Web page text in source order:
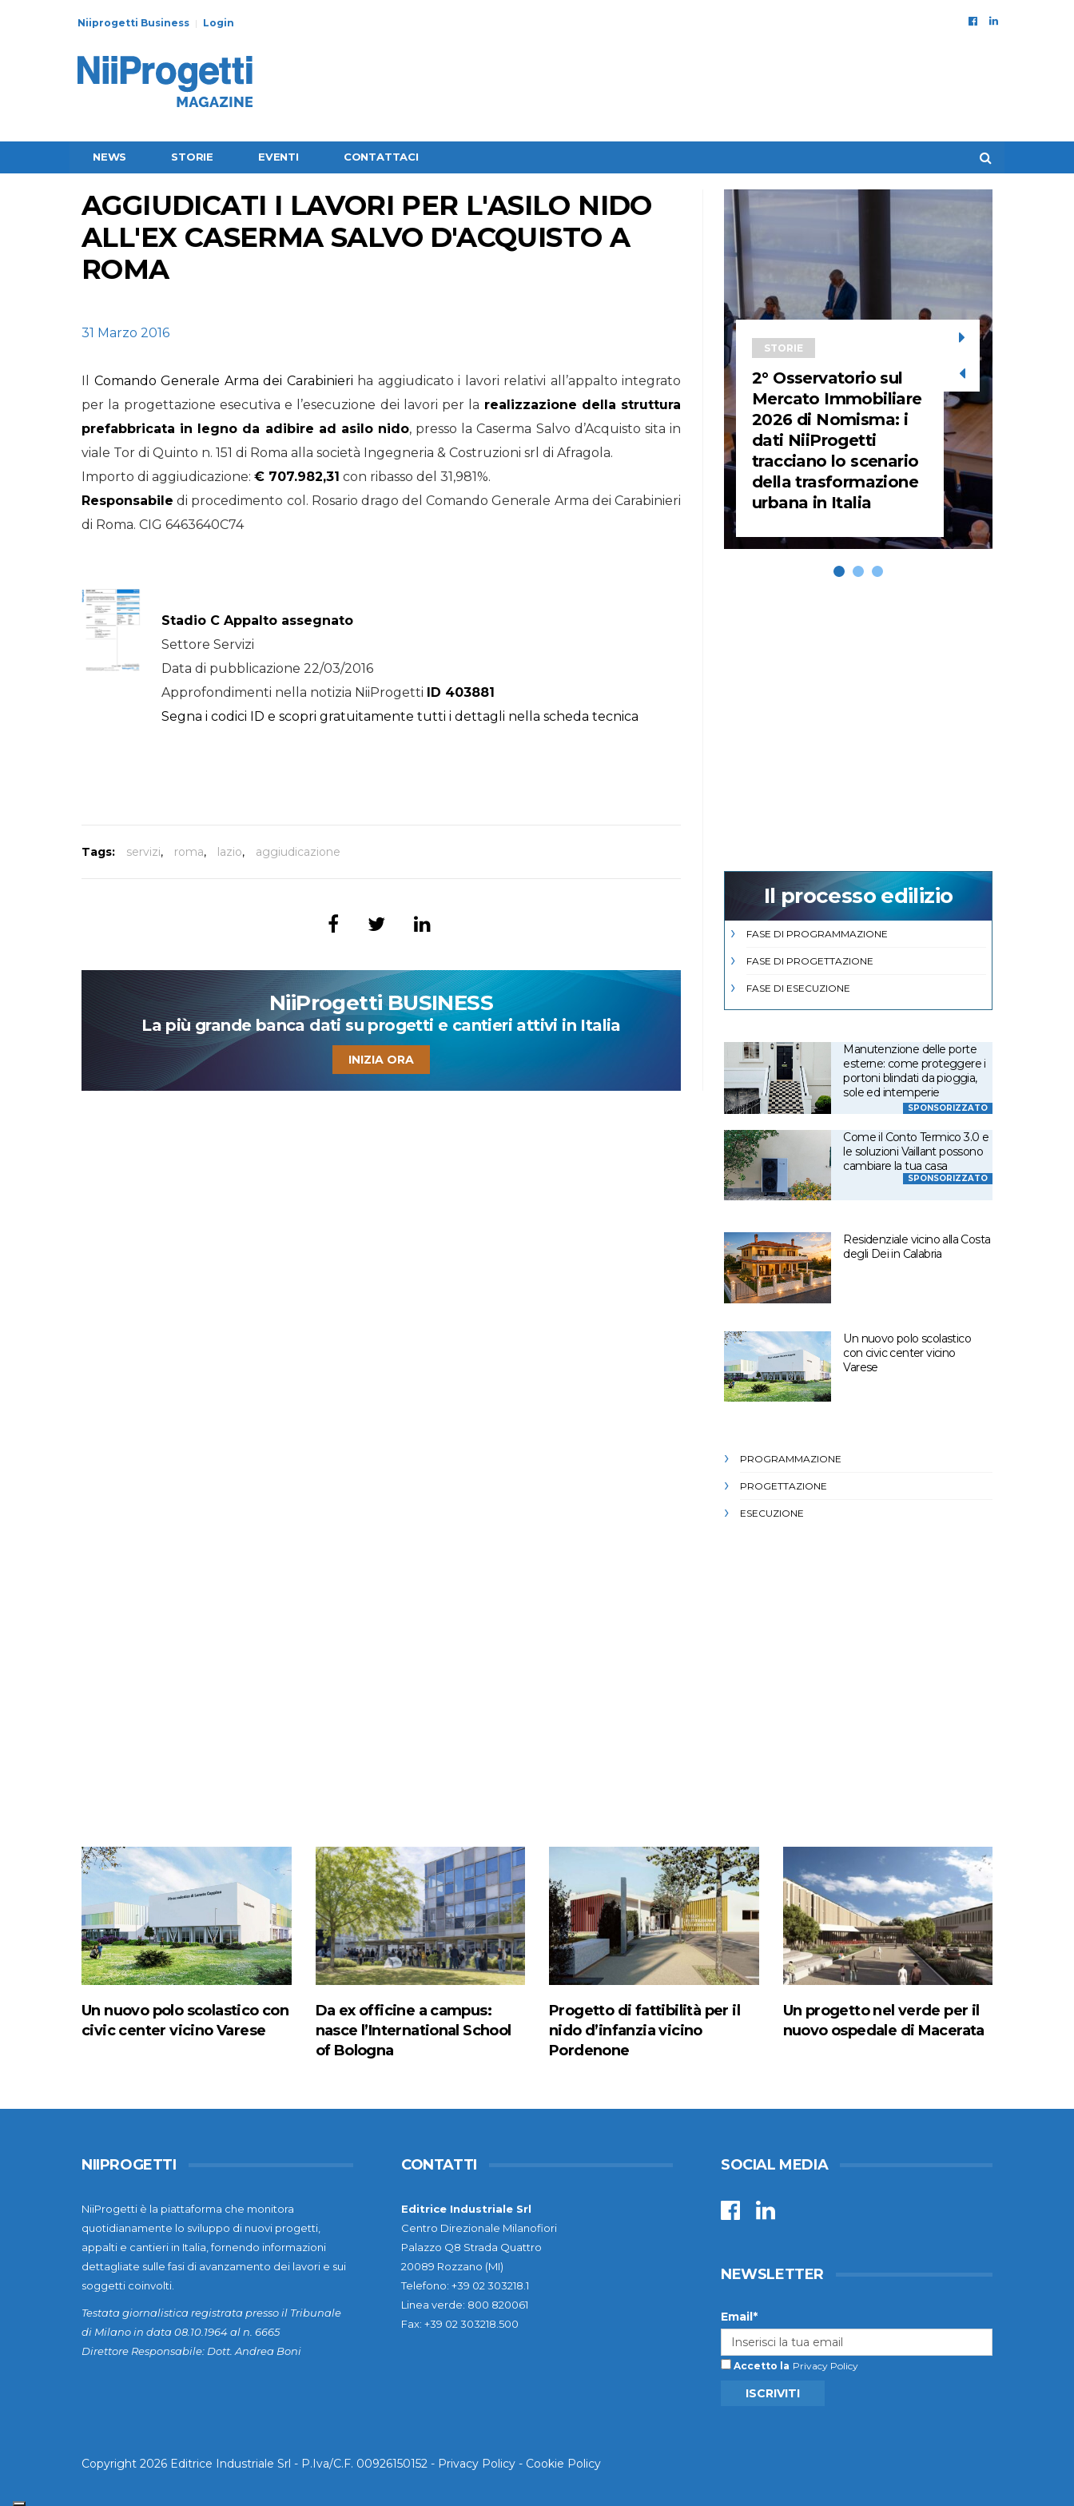
Niiprogetti Business Login
NEWS STORIE EVENTI CONTATTACI
AGGIUDICATI I LAVORI PER L'ASILO NIDO
ALL'EX CASERMA SALVO D'ACQUISTO A
ROMA
31 Marzo 2016
Il Comando Generale Arma dei Carabinieri ha aggiudicato i lavori relativi all’appalto integrato
per la progettazione esecutiva e l’esecuzione dei lavori per la realizzazione della struttura
prefabbricata in legno da adibire ad asilo nido, presso la Caserma Salvo d’Acquisto sita in
viale Tor di Quinto n. 151 di Roma alla società Ingegneria & Costruzioni srl di Afragola.
Importo di aggiudicazione: € 707.982,31 con ribasso del 31,981%.
Responsabile di procedimento col. Rosario drago del Comando Generale Arma dei Carabinieri
di Roma. CIG 6463640C74
Stadio C Appalto assegnato
Settore Servizi
Data di pubblicazione 22/03/2016
Approfondimenti nella notizia NiiProgetti ID 403881
Segna i codici ID e scopri gratuitamente tutti i dettagli nella scheda tecnica
Tags: servizi, roma, lazio, aggiudicazione
NiiProgetti BUSINESS
La più grande banca dati su progetti e cantieri attivi in Italia
INIZIA ORA
URBAN
HEADQUARTERS. Il
video del terzo talk di
HEADQUARTERS
REMIX
Urban Headquarters:
il workplace che
rigenera la città nel
nuovo talk di
NiiProgetti
STORIE
2° Osservatorio sul
Mercato Immobiliare
2026 di Nomisma: i
dati NiiProgetti
tracciano lo scenario
della trasformazione
urbana in Italia
Il processo edilizio
FASE DI PROGRAMMAZIONE
FASE DI PROGETTAZIONE
FASE DI ESECUZIONE
Manutenzione delle porte
esterne: come proteggere i
portoni blindati da pioggia,
sole ed intemperie
SPONSORIZZATO
Come il Conto Termico 3.0 e
le soluzioni Vaillant possono
cambiare la tua casa
SPONSORIZZATO
Residenziale vicino alla Costa
degli Dei in Calabria
Un nuovo polo scolastico
con civic center vicino
Varese
PROGRAMMAZIONE
PROGETTAZIONE
ESECUZIONE
Un nuovo polo scolastico con
civic center vicino Varese
Da ex officine a campus:
nasce l’International School
of Bologna
Progetto di fattibilità per il
nido d’infanzia vicino
Pordenone
Un progetto nel verde per il
nuovo ospedale di Macerata
NIIPROGETTI
NiiProgetti è la piattaforma che monitora
quotidianamente lo sviluppo di nuovi progetti,
appalti e cantieri in Italia, fornendo informazioni
dettagliate sulle fasi di avanzamento dei lavori e sui
soggetti coinvolti.
Testata giornalistica registrata presso il Tribunale
di Milano in data 08.10.1964 al n. 6665
Direttore Responsabile: Dott. Andrea Boni
CONTATTI
Editrice Industriale Srl
Centro Direzionale Milanofiori
Palazzo Q8 Strada Quattro
20089 Rozzano (MI)
Telefono: +39 02 303218.1
Linea verde: 800 820061
Fax: +39 02 303218.500
SOCIAL MEDIA
NEWSLETTER
Email*
Accetto la Privacy Policy
ISCRIVITI
Copyright 2026 Editrice Industriale Srl - P.Iva/C.F. 00926150152 - Privacy Policy - Cookie Policy